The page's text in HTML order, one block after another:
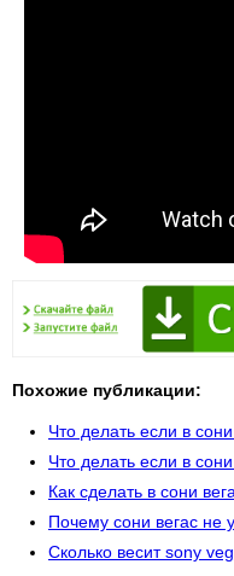
Похожие публикации:
Что делать если в
Что делать если в
Как сделать в сони
Почему сони вегас не
Сколько весит sony